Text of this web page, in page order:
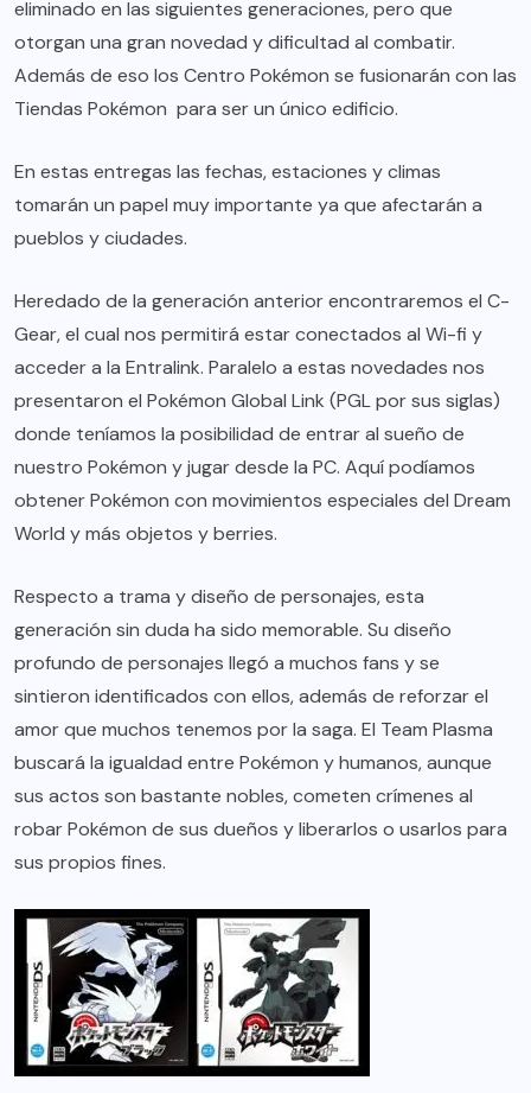
eliminado en las siguientes generaciones, pero que
otorgan una gran novedad y dificultad al combatir.
Además de eso los Centro Pokémon se fusionarán con las
Tiendas Pokémon para ser un único edificio.
En estas entregas las fechas, estaciones y climas
tomarán un papel muy importante ya que afectarán a
pueblos y ciudades.
Heredado de la generación anterior encontraremos el C-
Gear, el cual nos permitirá estar conectados al Wi-fi y
acceder a la Entralink. Paralelo a estas novedades nos
presentaron el Pokémon Global Link (PGL por sus siglas)
donde teníamos la posibilidad de entrar al sueño de
nuestro Pokémon y jugar desde la PC. Aquí podíamos
obtener Pokémon con movimientos especiales del Dream
World y más objetos y berries.
Respecto a trama y diseño de personajes, esta
generación sin duda ha sido memorable. Su diseño
profundo de personajes llegó a muchos fans y se
sintieron identificados con ellos, además de reforzar el
amor que muchos tenemos por la saga. El Team Plasma
buscará la igualdad entre Pokémon y humanos, aunque
sus actos son bastante nobles, cometen crímenes al
robar Pokémon de sus dueños y liberarlos o usarlos para
sus propios fines.